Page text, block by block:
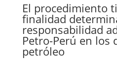
El procedimiento
finalidad
responsabilidad
Petro-Perú en los
petróleo